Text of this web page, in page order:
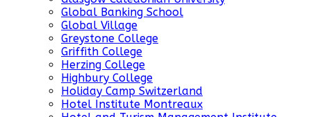
Global Banking School
Global Village
Greystone College
Griffith College
Herzing College
Highbury College
Holiday Camp Switzerland
Hotel Institute Montreaux